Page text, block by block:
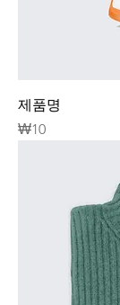
제품명
가격
₩10